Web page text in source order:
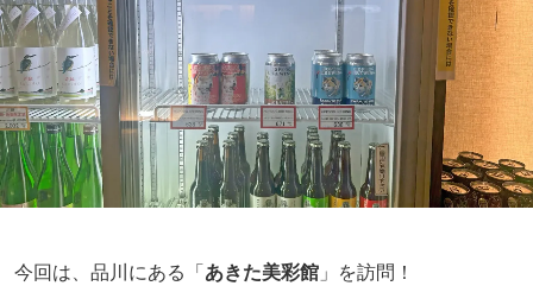
今回は、品川にある「あきた美彩館 」を訪問！